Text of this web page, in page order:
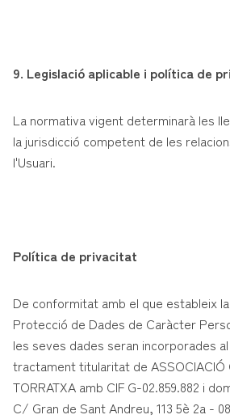
9. Legislació aplicable i política de
La normativa vigent determinarà les
la jurisdicció competent de les
l'Usuari.
Política de privacitat
De conformitat amb el que estableix
Protecció de Dades de Caràcter
les seves dades seran incorporades
tractament titularitat de ASSOCIACIÓ
TORRATXA amb CIF G-02.859.882 i
C/ Gran de Sant Andreu, 113 5è 2a -